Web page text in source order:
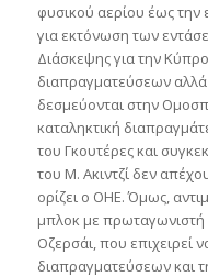
φυσικού αερίου έως
για εκτόνωση των
Διάσκεψης για την
διαπραγματεύσεων αλλά
δεσμεύονται στην
καταληκτική
του Γκουτέρες και
του Μ. Ακιντζί δεν
ορίζει ο ΟΗΕ. Όμως,
μπλοκ με πρωταγωνιστή
Οζερσάι, που επιχειρεί
διαπραγματεύσεων και